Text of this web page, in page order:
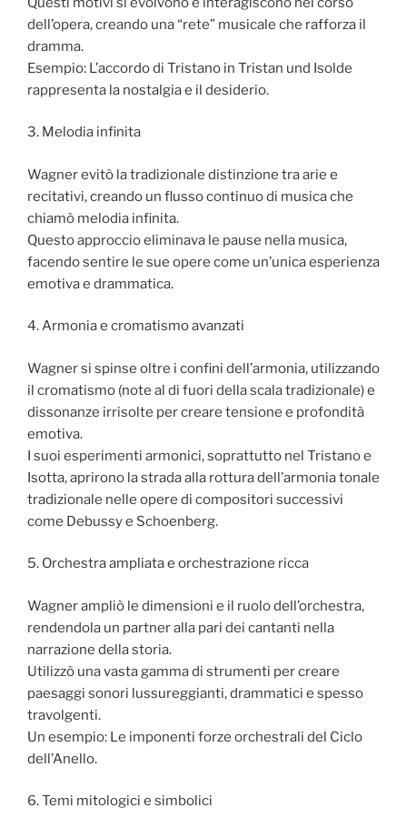
dell’opera, creando una “rete” musicale che rafforza il
dramma.
Esempio: L’accordo di Tristano in Tristan und Isolde
rappresenta la nostalgia e il desiderio.
3. Melodia infinita
Wagner evitò la tradizionale distinzione tra arie e
recitativi, creando un flusso continuo di musica che
chiamò melodia infinita.
Questo approccio eliminava le pause nella musica,
facendo sentire le sue opere come un’unica esperienza
emotiva e drammatica.
4. Armonia e cromatismo avanzati
Wagner si spinse oltre i confini dell’armonia, utilizzando
il cromatismo (note al di fuori della scala tradizionale) e
dissonanze irrisolte per creare tensione e profondità
emotiva.
I suoi esperimenti armonici, soprattutto nel Tristano e
Isotta, aprirono la strada alla rottura dell’armonia tonale
tradizionale nelle opere di compositori successivi
come Debussy e Schoenberg.
5. Orchestra ampliata e orchestrazione ricca
Wagner ampliò le dimensioni e il ruolo dell’orchestra,
rendendola un partner alla pari dei cantanti nella
narrazione della storia.
Utilizzò una vasta gamma di strumenti per creare
paesaggi sonori lussureggianti, drammatici e spesso
travolgenti.
Un esempio: Le imponenti forze orchestrali del Ciclo
dell’Anello.
6. Temi mitologici e simbolici